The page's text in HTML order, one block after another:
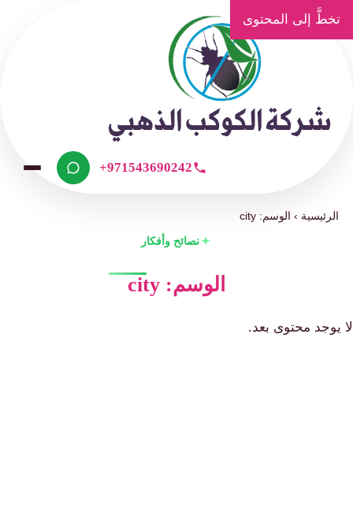
تخطَّ إلى المحتوى
+971543690242
الرئيسية ›الوسم: city
نصائح وأفكار
الوسم: city
لا يوجد محتوى بعد.